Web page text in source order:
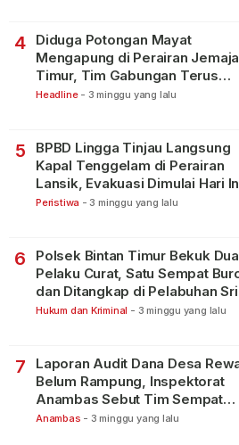
4
Diduga Potongan Mayat
Mengapung di Perairan Jemaja
Timur, Tim Gabungan Terus
Lakukan Pencarian
Headline - 3 minggu yang lalu
5
BPBD Lingga Tinjau Langsung
Kapal Tenggelam di Perairan
Lansik, Evakuasi Dimulai Hari
Peristiwa - 3 minggu yang lalu
6
Polsek Bintan Timur Bekuk Dua
Pelaku Curat, Satu Sempat
dan Ditangkap di Pelabuhan Sri
Bintan Pura
Hukum dan Kriminal - 3 minggu yang lalu
7
Laporan Audit Dana Desa
Belum Rampung, Inspektorat
Anambas Sebut Tim Sempat
Terbagi Tangani Kasus Lain
Anambas - 3 minggu yang lalu